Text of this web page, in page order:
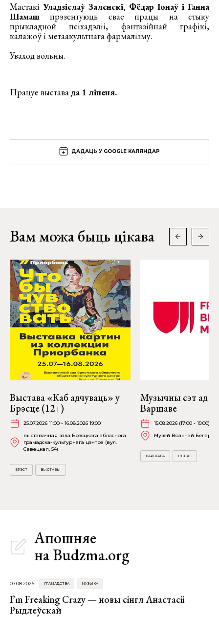
МастакіУладзіслаў Заленскі, Фёдар Іонаў і Ганна
Шамаш прэзентуюць свае працы на стыку
прыкладной псіхадэліі, фэнтэзійнай графікі,
калажоў і метаакультнага фармалізму.
Уваход вольны.
Працуе выстава да 1 ліпеня.
ДАДАЦЬ У GOOGLE КАЛЯНДАР
Вам можа быць цікава
Выстава «Каб адчуваць» у
Брэсце (12+)
25.07.2026 11:00 - 16.08.2026 19:00
выставачная зала Брэсцкага абласнога
грамадска-культурнага цэнтра (вул.
Савецкая, 54)
БРЭСТ ВЫСТАВЫ
Музычны сэт ад
Варшаве
15.08.2026 (17:00 - 19:00)
Музей Вольнай Беларусі
ВАРШАВА ІНШАЕ
Апошняе
на Budzma.org
07.08.2026 ГРАМАДСТВА МУЗЫКА
I’m Freaking Crazy — новы сінгл Анастасіі
Рыдлеўскай